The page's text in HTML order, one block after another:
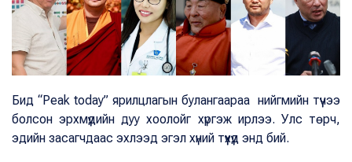
Бид “Peak today” ярилцлагын булангаараа нийгмийн түүчээ
болсон эрхмүүдийн дуу хоолойг хүргэж ирлээ. Улс төрч,
эдийн засагчдаас эхлээд эгэл хүний түүхүүд энд бий.